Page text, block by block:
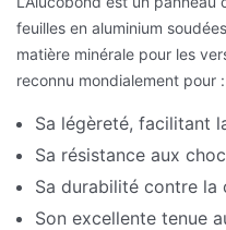
feuilles en aluminium
matière minérale pour les
reconnu mondialement pour :
Sa légèreté, facilitant
Sa résistance aux
Sa durabilité contre la
Son excellente tenue